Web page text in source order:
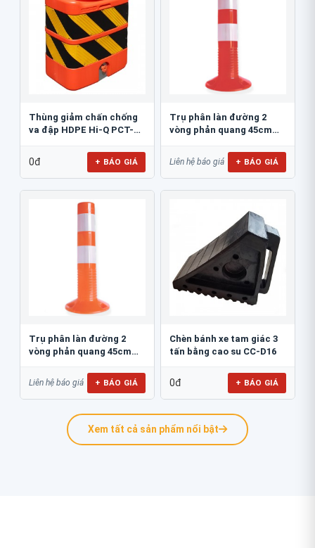
Thùng giảm chấn chống
va đập HDPE Hi-Q PCT-
0đ + BÁO GIÁ
Trụ phân làn đường 2
vòng phản quang 45cm
Liên hệ báo giá + BÁO GIÁ
Trụ phân làn đường 2
vòng phản quang 45cm
Liên hệ báo giá + BÁO GIÁ
Chèn bánh xe tam giác 3
tấn bằng cao su CC-D16
0đ + BÁO GIÁ
Xem tất cả sản phẩm nổi bật